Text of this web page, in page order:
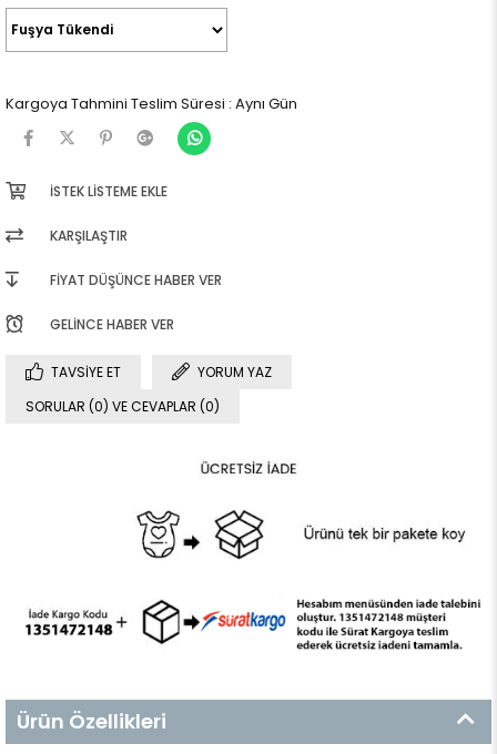
Kargoya Tahmini Teslim Süresi : Aynı Gün
İSTEK LISTEME EKLE
KARŞILAŞTIR
FIYAT DÜŞÜNCE HABER VER
GELINCE HABER VER
TAVSIYE ET
YORUM YAZ
SORULAR (0) VE CEVAPLAR (0)
Ürün Özellikleri